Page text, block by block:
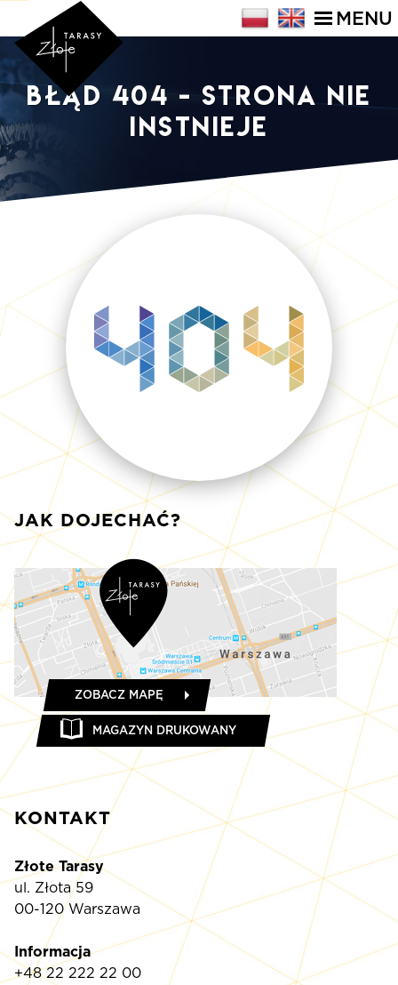
MENU
Błąd 404 - strona nie
instnieje
KONTAKT
Złote Tarasy
ul. Złota 59
00-120 Warszawa
Informacja
+48 22 222 22 00
JAK DOJECHAĆ?
ZOBACZ MAPĘ
MAGAZYN DRUKOWANY